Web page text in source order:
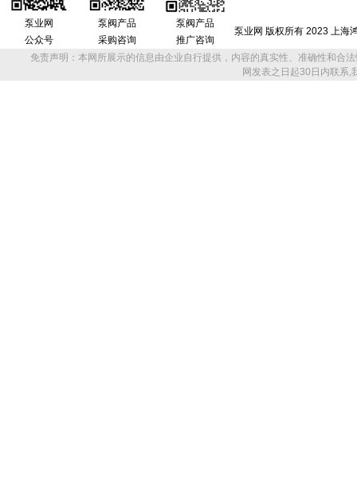
泵业网
公众号
泵阀产品
采购咨询
泵阀产品
推广咨询
泵业网 版权所有 2023 上海
免责声明：本网所展示的信息由企业自行提供，内容的真实性、准确性和合
网发表之日起30日内联系,